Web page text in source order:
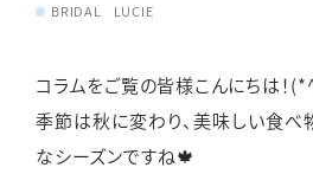
BRIDAL LUCIE
コラムをご覧の皆様こんにちは！
季節は秋に変わり、美味しい食べ
なシーズンですね🍁